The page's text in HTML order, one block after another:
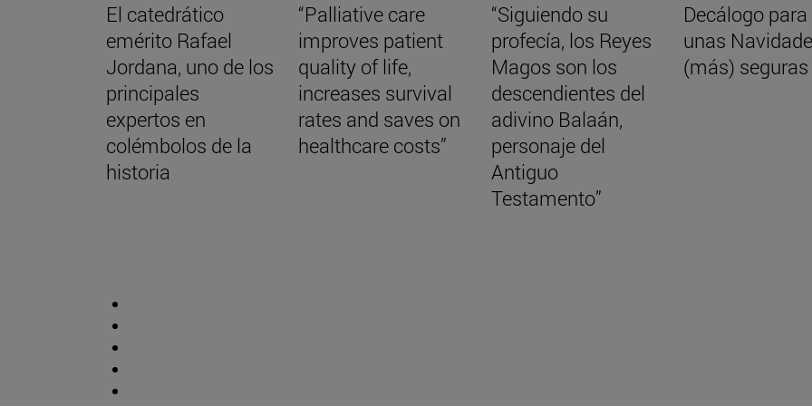
El catedrático
emérito Rafael
Jordana, uno de los
principales
expertos en
colémbolos de la
historia
“Palliative care
improves patient
quality of life,
increases survival
rates and saves on
healthcare costs”
“Siguiendo su
profecía, los Reyes
Magos son los
descendientes del
adivino Balaán,
personaje del
Antiguo
Testamento”
Decálogo para
unas
(más) seguras